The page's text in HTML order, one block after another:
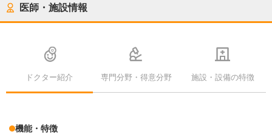
医師・施設情報
ドクター紹介 専門分野・得意分野 施設・設備の特徴
機能・特徴